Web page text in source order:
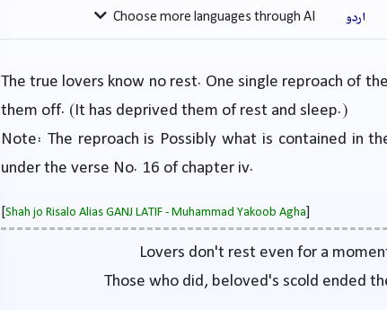
اردو Choose more languages through AI
The true lovers know no rest. One single reproach of
them off. (It has deprived them of rest and sleep.)
Note: The reproach is Possibly what is contained in
under the verse No. 16 of chapter iv.
[Shah jo Risalo Alias GANJ LATIF - Muhammad Yakoob Agha
Lovers don't rest even for a
Those who did, beloved's scold ended